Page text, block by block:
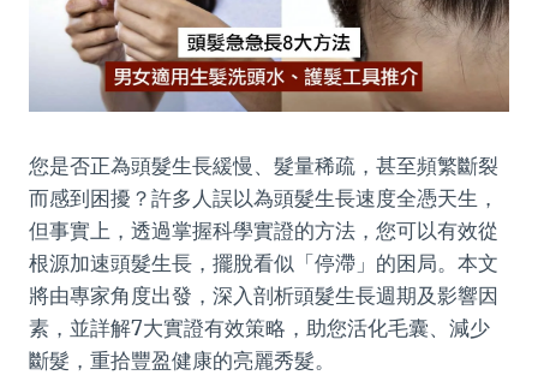
您是否正為頭髮生長緩慢、髮量稀疏，甚至頻繁斷裂
而感到困擾？許多人誤以為頭髮生長速度全憑天生，
但事實上，透過掌握科學實證的方法，您可以有效從
根源加速頭髮生長，擺脫看似「停滯」的困局。本文
將由專家角度出發，深入剖析頭髮生長週期及影響因
素，並詳解7大實證有效策略，助您活化毛囊、減少
斷髮，重拾豐盈健康的亮麗秀髮。